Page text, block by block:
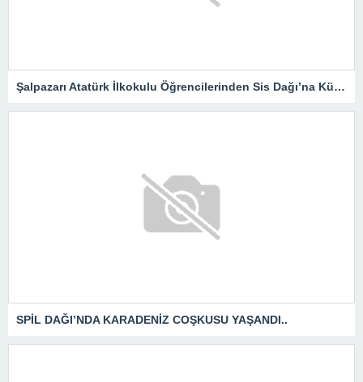
Şalpazarı Atatürk İlkokulu Öğrencilerinden Sis Dağı’na Kültür Gezisi
SPİL DAĞI’NDA KARADENİZ COŞKUSU YAŞANDI..